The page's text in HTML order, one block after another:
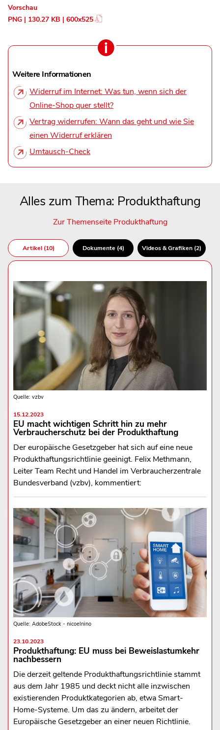
Vorschau
PNG | 130.27 KB | 600x525
Weitere Informationen
Widerruf im Internet: Was tun, wenn sich der
Online-Shop quer stellt?
Vertrag widerrufen: Wann das geht und wie Sie
einen Widerruf erklären
Umtausch-Check
Alles zum Thema: Produkthaftung
Zur Themenseite Produkthaftung
Artikel (10) Dokumente (4) Videos & Grafiken (2)
Quelle: vzbv
15.12.2023
EU macht wichtigen Schritt hin zu mehr
Verbraucherschutz bei der Produkthaftung
Der europäische Gesetzgeber hat sich auf eine neue
Produkthaftungsrichtlinie geeinigt. Felix Methmann,
Leiter Team Recht und Handel im Verbraucherzentrale
Bundesverband (vzbv), kommentiert:
Quelle: AdobeStock - nicoelnino
23.10.2023
Produkthaftung: EU muss bei Beweislastumkehr
nachbessern
Die derzeit geltende Produkthaftungsrichtlinie stammt
aus dem Jahr 1985 und deckt nicht alle inzwischen
existierenden Produktkategorien ab, etwa Smart-
Home-Systeme. Um das zu ändern, arbeitet der
Europäische Gesetzgeber an einer neuen Richtlinie.